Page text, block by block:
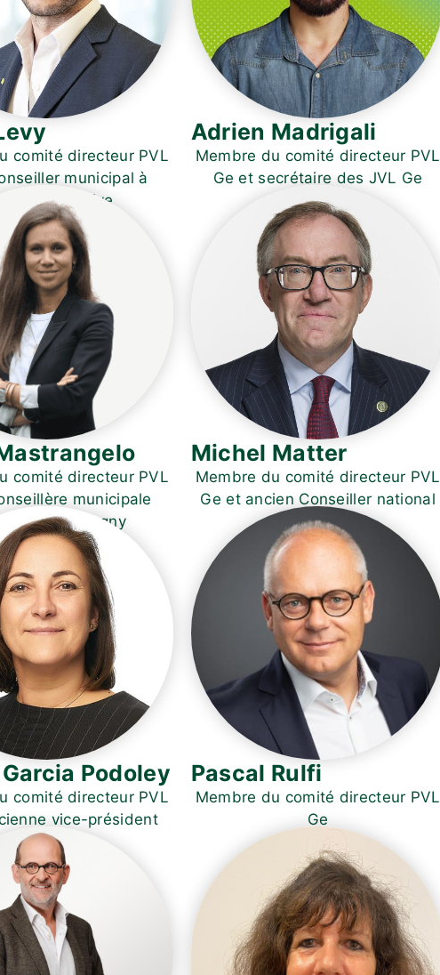
comité directeur PVL
municipal à
Bellerive
Adrien Madrigali
Membre du comité directeur PVL
Ge et secrétaire des JVL Ge
comité directeur PVL
municipale
à Cologny
Michel Matter
Membre du comité directeur PVL
Ge et ancien Conseiller national
PVL Suisse
Podoley
comité directeur PVL
vice-président
PVL VdG
Pascal Rulfi
Membre du comité directeur PVL
Ge